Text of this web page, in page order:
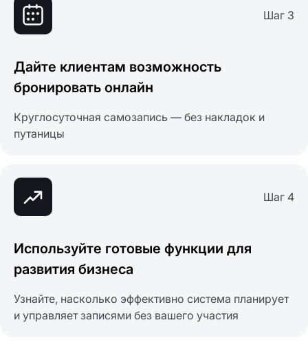
Шаг 3
Дайте клиентам возможность
бронировать онлайн
Круглосуточная самозапись — без накладок и
путаницы
Шаг 4
Используйте готовые функции для
развития бизнеса
Узнайте, насколько эффективно система планирует
и управляет записями без вашего участия